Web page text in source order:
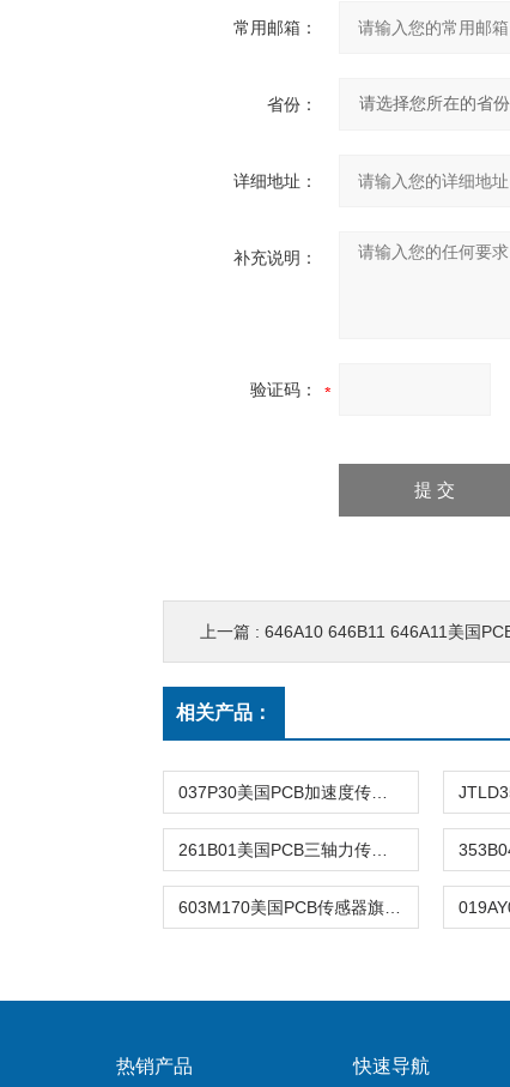
常用邮箱：
省份：
详细地址：
补充说明：
验证码：
上一篇 : 646A10 646B11 646A11美国PCB传感
相关产品：
热销产品 快速导航